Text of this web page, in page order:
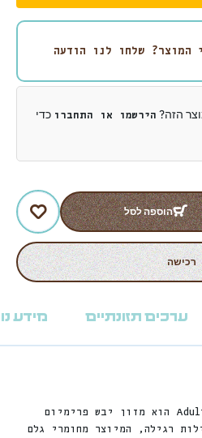
המוצר? שלחו לנו הודעה
הזה? הירשמו או התחברו כדי
הוספה לסל
רכישה
ערכים תזונתיים מידע
Belcando בלקנדו Adult Dinner הוא מזון יבש פרימיום
רגילה, המיוצר מחומרי גלם